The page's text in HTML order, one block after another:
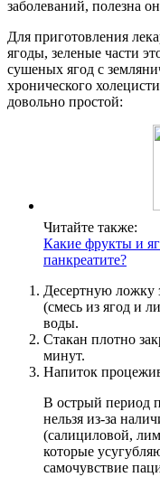
заболеваний, полезна
Для приготовления
ягоды, зеленые части
сушеных ягод с
хронического
довольно простой:
Читайте также:
Какие фрукты и
панкреатите?
Десертную ложку
(смесь из ягод и
воды.
Стакан плотно
минут.
Напиток
В острый период
нельзя из-за
(салициловой,
которые
самочувствие